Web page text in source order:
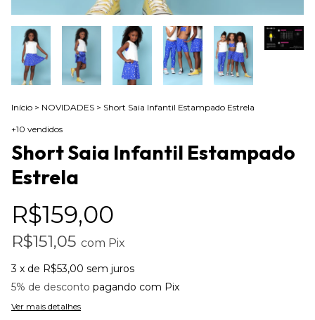
Início > NOVIDADES > Short Saia Infantil Estampado Estrela
+10 vendidos
Short Saia Infantil Estampado
Estrela
R$159,00
R$151,05 com Pix
3 x de R$53,00 sem juros
5% de desconto pagando com Pix
Ver mais detalhes